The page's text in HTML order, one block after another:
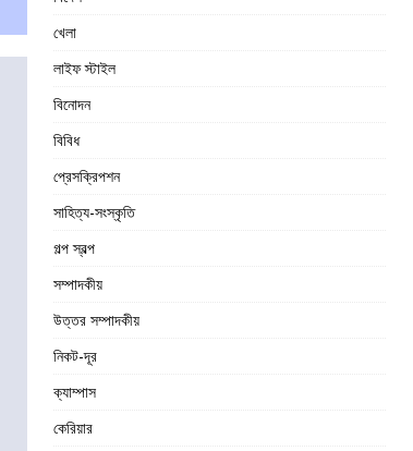
খেলা
লাইফ স্টাইল
বিনোদন
বিবিধ
প্রেসক্রিপশন
সাহিত্য-সংস্কৃতি
গল্প স্বল্প
সম্পাদকীয়
উত্তর সম্পাদকীয়
নিকট-দূর
ক্যাম্পাস
কেরিয়ার